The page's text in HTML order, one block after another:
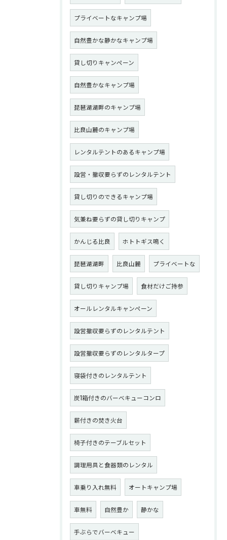
プライベートなキャンプ場
自然豊かな静かなキャンプ場
貸し切りキャンペーン
自然豊かなキャンプ場
琵琶湖湖畔のキャンプ場
比良山麓のキャンプ場
レンタルテントのあるキャンプ場
設営・撤収要らずのレンタルテント
貸し切りのできるキャンプ場
気兼ね要らずの貸し切りキャンプ
かんじる比良 ホトトギス鳴く
琵琶湖湖畔 比良山麓 プライベートな
貸し切りキャンプ場 食材だけご持参
オールレンタルキャンペーン
設営撤収要らずのレンタルテント
設営撤収要らずのレンタルタープ
寝袋付きのレンタルテント
炭1箱付きのバーベキューコンロ
薪付きの焚き火台
椅子付きのテーブルセット
調理用具と食器類のレンタル
車乗り入れ無料 オートキャンプ場
車無料 自然豊か 静かな
手ぶらでバーベキュー